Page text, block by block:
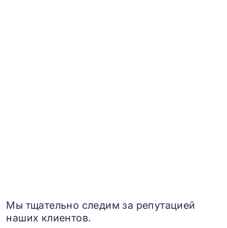
Мы тщательно следим за репутацией
наших клиентов.